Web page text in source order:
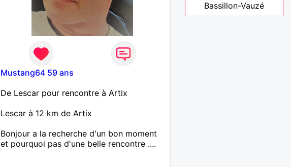
Mustang64 59 ans
De Lescar pour rencontre à Artix
Lescar à 12 km de Artix
Bonjour a la recherche d'un bon moment
et pourquoi pas d'une belle rencontre ....
Bassillon-Vauzé